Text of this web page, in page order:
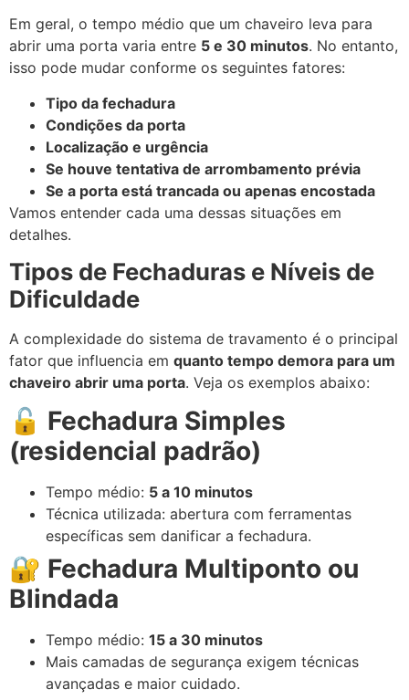
Em geral, o tempo médio que um chaveiro leva para
abrir uma porta varia entre 5 e 30 minutos. No entanto,
isso pode mudar conforme os seguintes fatores:
Tipo da fechadura
Condições da porta
Localização e urgência
Se houve tentativa de arrombamento prévia
Se a porta está trancada ou apenas encostada
Vamos entender cada uma dessas situações em
detalhes.
Tipos de Fechaduras e Níveis de
Dificuldade
A complexidade do sistema de travamento é o principal
fator que influencia em quanto tempo demora para um
chaveiro abrir uma porta. Veja os exemplos abaixo:
🔓 Fechadura Simples
(residencial padrão)
Tempo médio: 5 a 10 minutos
Técnica utilizada: abertura com ferramentas
específicas sem danificar a fechadura.
🔐 Fechadura Multiponto ou
Blindada
Tempo médio: 15 a 30 minutos
Mais camadas de segurança exigem técnicas
avançadas e maior cuidado.